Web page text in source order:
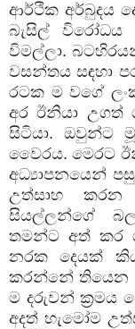
ආර්ථික අර්බුදය
බැසිල්
විමල්ලා.
වසන්තය සඳහා
රටක ම වගේ
අර ඊනියා උගත්
සිටියා. ඔවුන්ට
වෛරය. මෙරට
අධ්‍යාපනයෙන්
උත්සාහ
සියල්ලන්ගේ
තමන්ට අත් කර
නරක දෙයක්
කරන්නේ තියෙන
ම දරුවන් ක්‍රමය
අදත් හැමෝම